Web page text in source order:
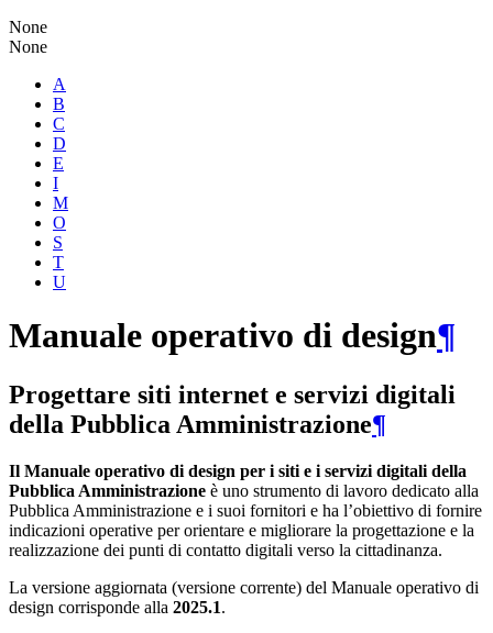
None
None
A
B
C
D
E
I
M
O
S
T
U
Manuale operativo di design¶
Progettare siti internet e servizi digitali
della Pubblica Amministrazione¶
Il Manuale operativo di design per i siti e i servizi digitali della
Pubblica Amministrazione è uno strumento di lavoro dedicato alla
Pubblica Amministrazione e i suoi fornitori e ha l’obiettivo di fornire
indicazioni operative per orientare e migliorare la progettazione e la
realizzazione dei punti di contatto digitali verso la cittadinanza.
La versione aggiornata (versione corrente) del Manuale operativo di
design corrisponde alla 2025.1.